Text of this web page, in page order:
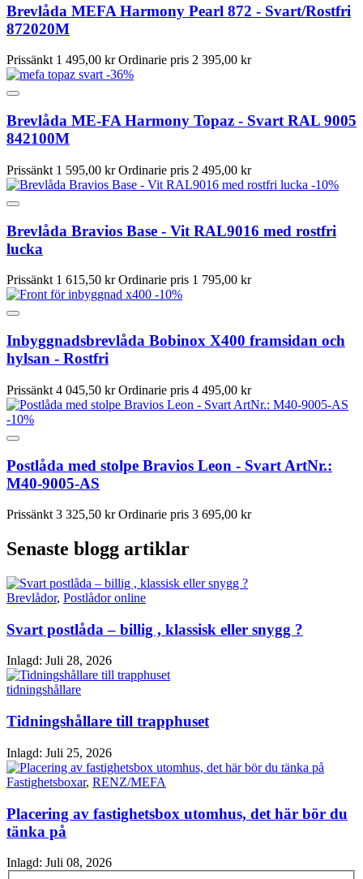
Brevlåda MEFA Harmony Pearl 872 - Svart/Rostfri
872020M
Prissänkt 1 495,00 kr Ordinarie pris 2 395,00 kr
-36%
Brevlåda ME-FA Harmony Topaz - Svart RAL 9005
842100M
Prissänkt 1 595,00 kr Ordinarie pris 2 495,00 kr
-10%
Brevlåda Bravios Base - Vit RAL9016 med rostfri
lucka
Prissänkt 1 615,50 kr Ordinarie pris 1 795,00 kr
-10%
Inbyggnadsbrevlåda Bobinox X400 framsidan och
hylsan - Rostfri
Prissänkt 4 045,50 kr Ordinarie pris 4 495,00 kr
-10%
Postlåda med stolpe Bravios Leon - Svart ArtNr.:
M40-9005-AS
Prissänkt 3 325,50 kr Ordinarie pris 3 695,00 kr
Senaste blogg artiklar
Brevlådor, Postlådor online
Svart postlåda – billig , klassisk eller snygg ?
Inlagd: Juli 28, 2026
tidningshållare
Tidningshållare till trapphuset
Inlagd: Juli 25, 2026
Fastighetsboxar, RENZ/MEFA
Placering av fastighetsbox utomhus, det här bör du
tänka på
Inlagd: Juli 08, 2026